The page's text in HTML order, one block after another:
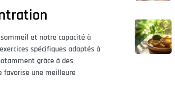
et notre capacité à
spécifiques adaptés à
grâce à des
favorise une meilleure